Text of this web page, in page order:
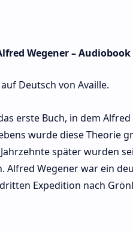
Wegener – Audiobook
Deutsch von Availle.
erste Buch, in dem
wurde diese Theorie
später wurden
Alfred Wegener war ein
Expedition nach